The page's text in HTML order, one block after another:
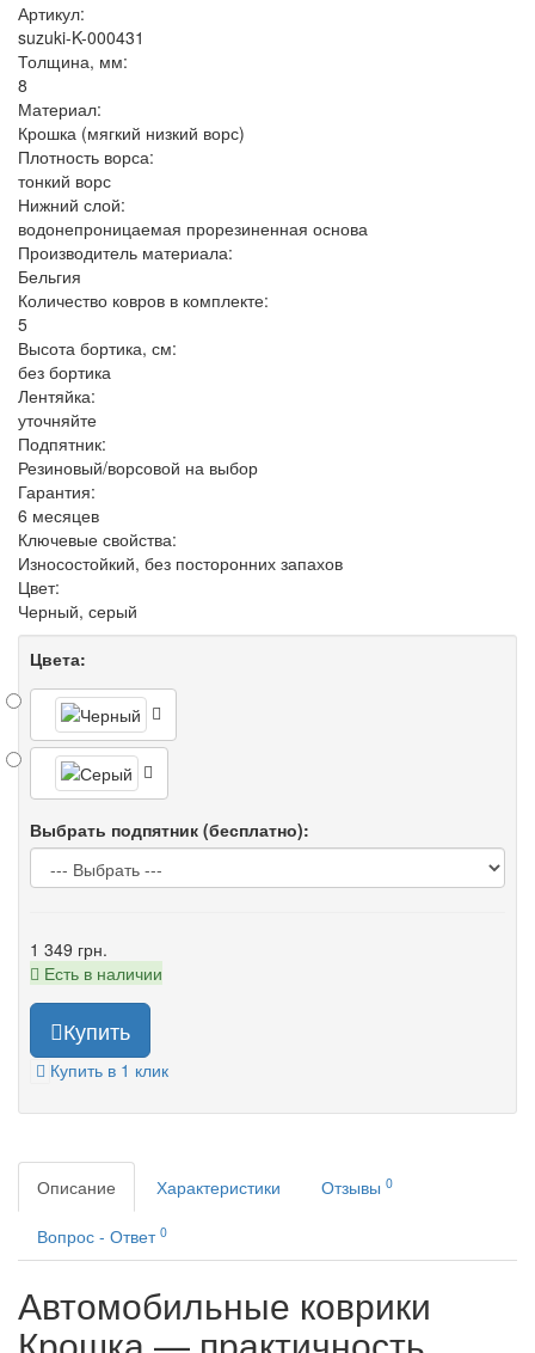
Артикул:
suzuki-K-000431
Толщина, мм:
8
Материал:
Крошка (мягкий низкий ворс)
Плотность ворса:
тонкий ворс
Нижний слой:
водонепроницаемая прорезиненная основа
Производитель материала:
Бельгия
Количество ковров в комплекте:
5
Высота бортика, см:
без бортика
Лентяйка:
уточняйте
Подпятник:
Резиновый/ворсовой на выбор
Гарантия:
6 месяцев
Ключевые свойства:
Износостойкий, без посторонних запахов
Цвет:
Черный, серый
Цвета:
Выбрать подпятник (бесплатно):
1 349 грн.
Есть в наличии
Купить
Купить в 1 клик
Описание Характеристики Отзывы 0
Вопрос - Ответ 0
Автомобильные коврики